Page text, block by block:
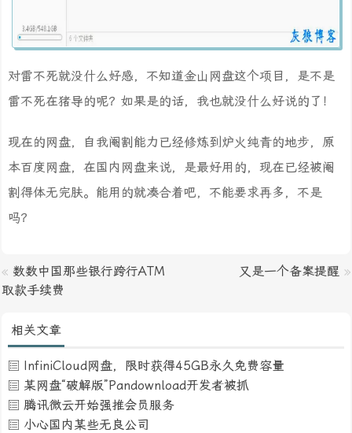
对雷不死就没什么好感，不知道金山网盘这个项目，是不是
雷不死在猪导的呢？如果是的话，我也就没什么好说的了！
现在的网盘，自我阉割能力已经修炼到炉火纯青的地步，原
本百度网盘，在国内网盘来说，是最好用的，现在已经被阉
割得体无完肤。能用的就凑合着吧，不能要求再多，不是
吗？
« 数数中国那些银行跨行ATM
取款手续费
又是一个备案提醒 »
相关文章
InfiniCloud网盘，限时获得45GB永久免费容量
某网盘“破解版”Pandownload开发者被抓
腾讯微云开始强推会员服务
小心国内某些无良公司